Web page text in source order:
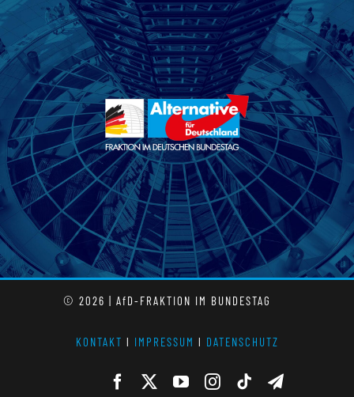
© 2026 | AfD-FRAKTION IM BUNDESTAG
KONTAKT l IMPRESSUM l DATENSCHUTZ